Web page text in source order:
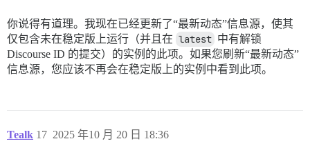
你说得有道理。我现在已经更新了“最新动态”信息源，使其
仅包含未在稳定版上运行（并且在 latest 中有解锁
Discourse ID 的提交）的实例的此项。如果您刷新“最新动态”
信息源，您应该不再会在稳定版上的实例中看到此项。
Tealk 2025 年10 月 20 日 18:36
17